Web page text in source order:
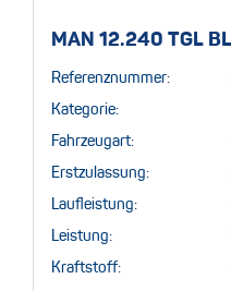
MAN 12.240 TGL BL
Referenznummer:
Kategorie:
Fahrzeugart:
Erstzulassung:
Laufleistung:
Leistung:
Kraftstoff: